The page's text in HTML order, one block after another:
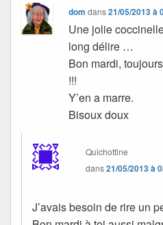
dom dans21/05/2013 à
Une jolie
long délire …
Bon mardi,
!!!
Y’en a marre.
Bisoux doux
Quichottine
dans21/05/2013 à
J’avais besoin de rire un